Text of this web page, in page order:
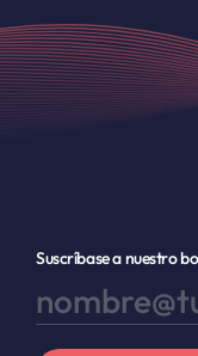
Suscríbase a nuestro